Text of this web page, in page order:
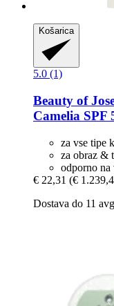
Košarica
5.0 (1)
Beauty of
Camelia SPF
za vse tipe
za obraz &
odporno
€ 22,31 (€
Dostava do 11